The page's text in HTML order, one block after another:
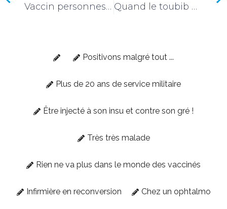
Vaccin personnes âgées, lettre mairie de Paris Quand le toubib pouvait prescrire
Positivons malgré tout ...
Plus de 20 ans de service militaire
Être injecté à son insu et contre son gré !
Très très malade
Rien ne va plus dans le monde des vaccinés
Infirmière en reconversion Chez un ophtalmo